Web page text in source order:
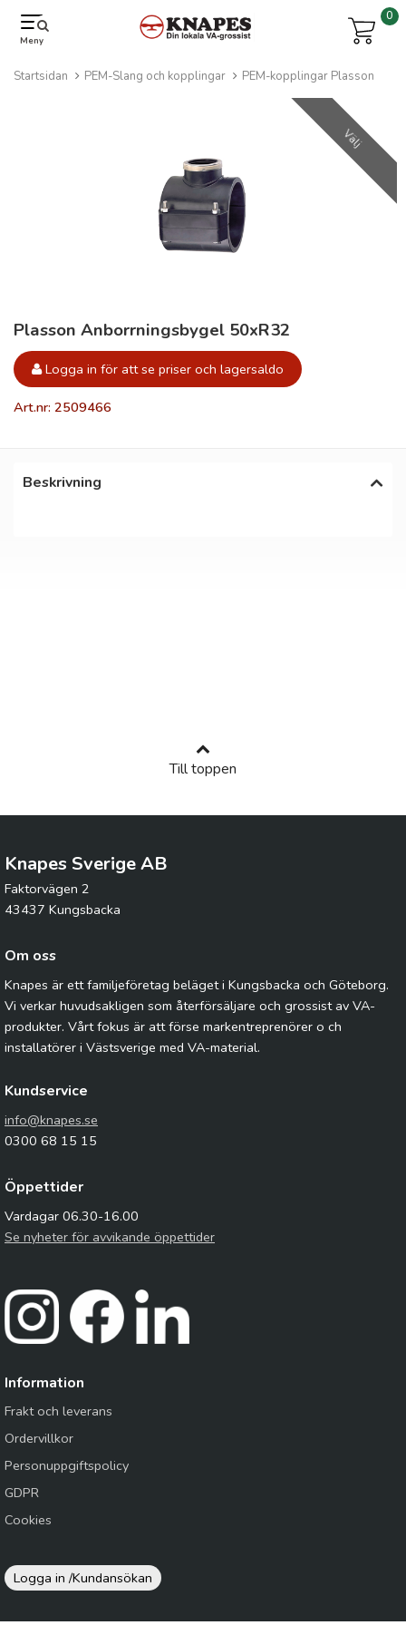
Meny
0
Startsidan PEM-Slang och kopplingar PEM-kopplingar Plasson
Välj
Plasson Anborrningsbygel 50xR32
Logga in för att se priser och lagersaldo
Art.nr: 2509466
Beskrivning
Till toppen
Knapes Sverige AB
Faktorvägen 2
43437 Kungsbacka
Om oss
Knapes är ett familjeföretag beläget i Kungsbacka och Göteborg.
Vi verkar huvudsakligen som återförsäljare och grossist av VA-
produkter. Vårt fokus är att förse markentreprenörer o ch
installatörer i Västsverige med VA-material.
Kundservice
info@knapes.se
0300 68 15 15
Öppettider
Vardagar 06.30-16.00
Se nyheter för avvikande öppettider
Information
Frakt och leverans
Ordervillkor
Personuppgiftspolicy
GDPR
Cookies
Logga in /Kundansökan